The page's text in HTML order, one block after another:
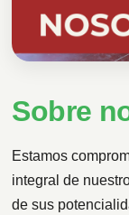
Sobre
Estamos
integral de
de sus